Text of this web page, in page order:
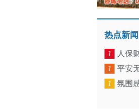
热点新闻
1
1
平安
1
氛围